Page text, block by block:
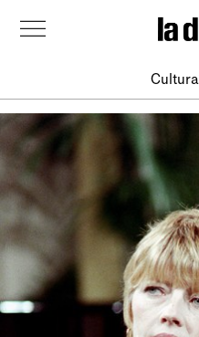
Cultura